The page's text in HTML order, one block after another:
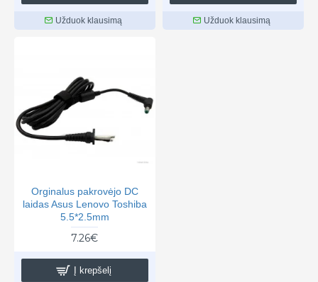
Užduok klausimą Užduok klausimą
Orginalus pakrovėjo DC
laidas Asus Lenovo Toshiba
5.5*2.5mm
7.26€
Į krepšelį